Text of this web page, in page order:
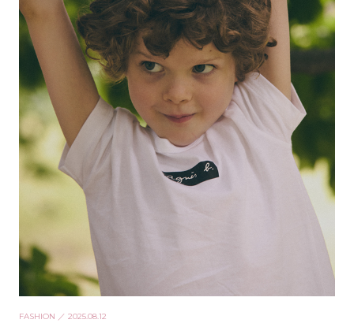
FASHION ／ 2025.08.12